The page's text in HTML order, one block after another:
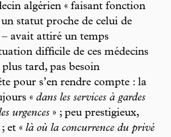
algérien « faisant fonction
statut proche de celui de
– avait attiré un temps
difficile de ces médecins
tard, pas besoin
pour s’en rendre compte : la
« dans les services à gardes
urgences » ; peu prestigieux,
et « là où la concurrence du privé